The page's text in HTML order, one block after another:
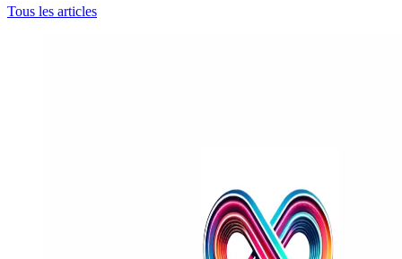
Tous les articles